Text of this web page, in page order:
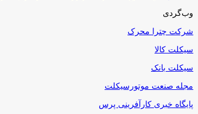
وب‌گردی
شرکت چترا محرک
سیکلت کالا
سیکلت بانک
مجله صنعت موتورسیکلت
پایگاه خبری کارآفرینی پرس